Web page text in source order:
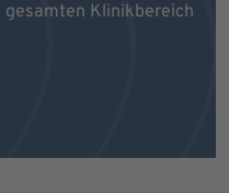
Klinikbereich